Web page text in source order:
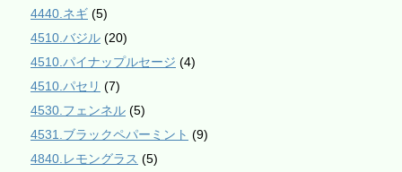
4440.ネギ (5)
4510.バジル (20)
4510.パイナップルセージ (4)
4510.パセリ (7)
4530.フェンネル (5)
4531.ブラックペパーミント (9)
4840.レモングラス (5)